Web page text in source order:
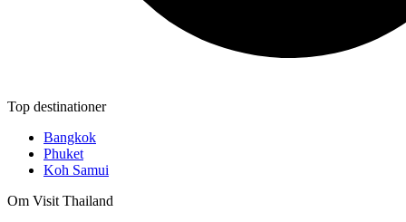
Top destinationer
Bangkok
Phuket
Koh Samui
Om Visit Thailand